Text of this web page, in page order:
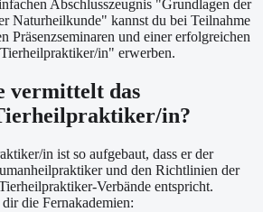
Abschlusszeugnis "Grundlagen der
Naturheilkunde" kannst du bei Teilnahme
Präsenzseminaren und einer erfolgreichen
in" erwerben.
vermittelt das
in?
in ist so aufgebaut, dass er der
und den Richtlinien der
Verbände entspricht.
die Fernakademien: